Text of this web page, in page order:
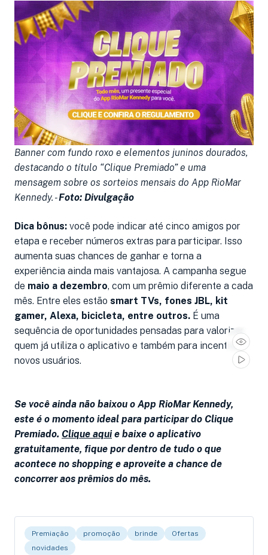
Banner com fundo roxo e elementos juninos dourados,
destacando o título “Clique Premiado” e uma
mensagem sobre os sorteios mensais do App RioMar
Kennedy. -Foto: Divulgação
Dica bônus: você pode indicar até cinco amigos por
etapa e receber números extras para participar. Isso
aumenta suas chances de ganhar e torna a
experiência ainda mais vantajosa. A campanha segue
de maio a dezembro, com um prêmio diferente a cada
mês. Entre eles estão smart TVs, fones JBL, kit
gamer, Alexa, bicicleta, entre outros. É uma
sequência de oportunidades pensadas para valorizar
quem já utiliza o aplicativo e também para incentivar
novos usuários.
Se você ainda não baixou o App RioMar Kennedy,
este é o momento ideal para participar do Clique
Premiado. Clique aquie baixe o aplicativo
gratuitamente, fique por dentro de tudo o que
acontece no shopping e aproveite a chance de
concorrer aos prêmios do mês.
Premiação promoção brinde
Ofertas
novidades